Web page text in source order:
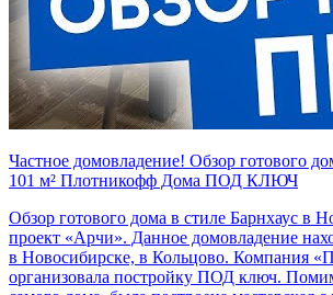
Частное домовладение! Обзор готового
101 м² Плотникофф Дома ПОД КЛЮЧ
Обзор готового дома в стиле Барнхаус в
проект «Арчи». Данное домовладение
в Новосибирске, в Кольцово. Компания
организовала постройку ПОД ключ.